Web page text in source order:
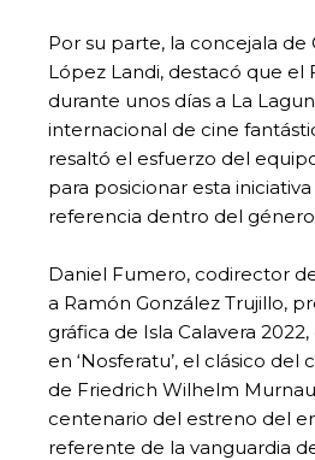
Por su parte, la concejala de
López Landi, destacó que el
durante unos días a La
internacional de cine
resaltó el esfuerzo del
para posicionar esta
referencia dentro del
Daniel Fumero, codirector
a Ramón González Trujillo,
gráfica de Isla Calavera
en ‘Nosferatu’, el clásico
de Friedrich Wilhelm
centenario del estreno del
referente de la vanguardia